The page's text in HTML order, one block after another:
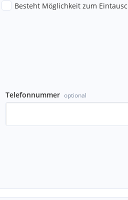
Besteht Möglichkeit zum
Telefonnummer optional